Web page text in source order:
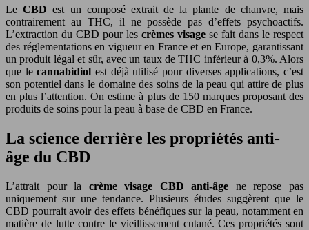
LeCBDest un composé extrait de la plante de chanvre, mais
contrairement au THC, il ne possède pas d’effets psychoactifs.
L’extraction du CBD pour les crèmes visage se fait dans le respect
des réglementations en vigueur en France et en Europe, garantissant
un produit légal et sûr, avec un taux de THC inférieur à 0,3%. Alors
que lecannabidiolest déjà utilisé pour diverses applications, c’est
son potentiel dans le domaine des soins de la peau qui attire de plus
en plus l’attention. On estime à plus de 150 marques proposant des
produits de soins pour la peau à base de CBD en France.
La science derrière les propriétés anti-
âge du CBD
L’attrait pour la crème visage CBD anti-âge ne repose pas
uniquement sur une tendance. Plusieurs études suggèrent que le
CBD pourrait avoir des effets bénéfiques sur la peau, notamment en
matière de lutte contre le vieillissement cutané. Ces propriétés sont